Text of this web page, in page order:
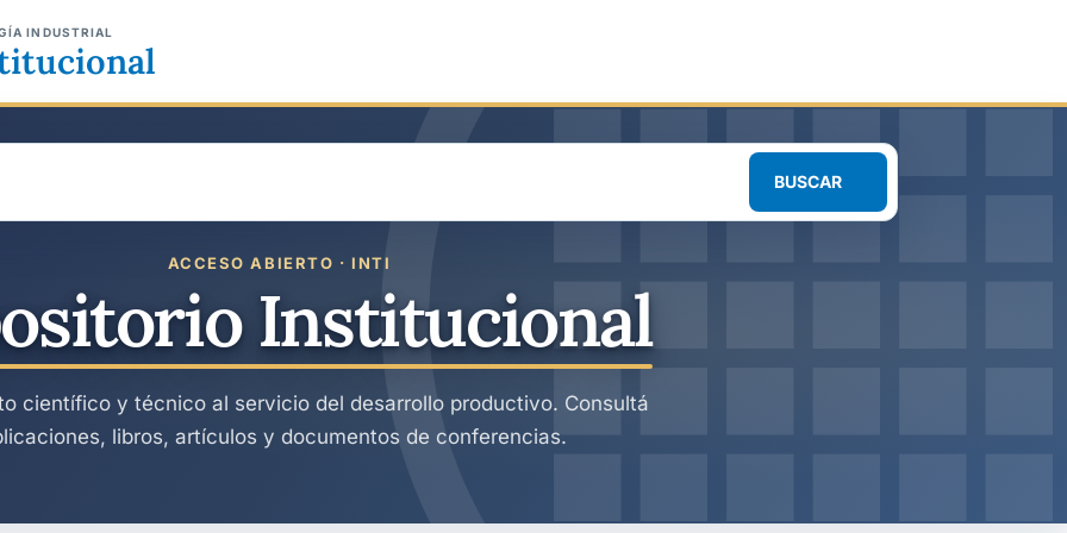
INDUSTRIAL
BUSCAR
ACCESO ABIERTO · INTI
Institucional
científico y técnico al servicio del desarrollo productivo. Consultá
libros, artículos y documentos de conferencias.